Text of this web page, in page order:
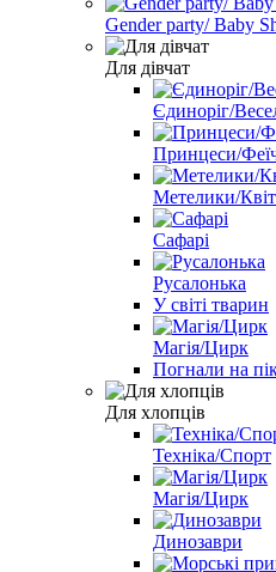
Gender party/ Baby
Для дівчат
Єдиноріг/
Принцеси/
Метелики/
Сафарі
Русалонька
У світі тварин
Магія/Цирк
Погнали на
Для хлопців
Техніка/Спорт
Магія/Цирк
Динозаври